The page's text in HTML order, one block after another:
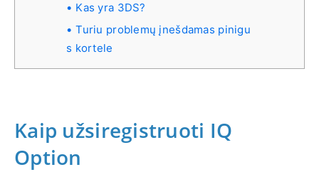
Kas yra 3DS?
Turiu problemų įnešdamas pinigu
s kortele
Kaip užsiregistruoti IQ
Option